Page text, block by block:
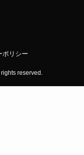
ポリシー
reserved.